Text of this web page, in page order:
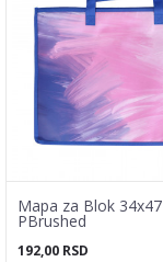
Mapa za Blok 34x47
PBrushed
192,00 RSD